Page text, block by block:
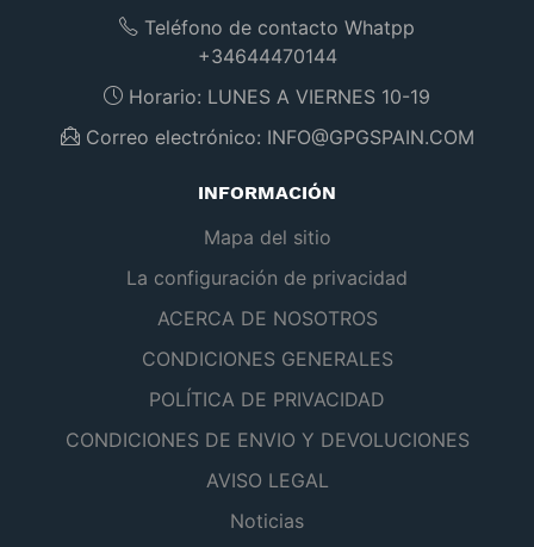
Teléfono de contacto Whatpp
+34644470144
Horario: LUNES A VIERNES 10-19
Correo electrónico: INFO@GPGSPAIN.COM
INFORMACIÓN
Mapa del sitio
La configuración de privacidad
ACERCA DE NOSOTROS
CONDICIONES GENERALES
POLÍTICA DE PRIVACIDAD
CONDICIONES DE ENVIO Y DEVOLUCIONES
AVISO LEGAL
Noticias